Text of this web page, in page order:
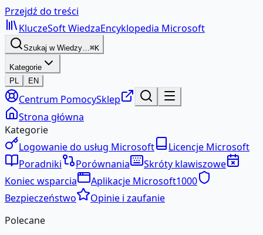
Przejdź do treści
KluczeSoftWiedzaEncyklopedia Microsoft
Szukaj w Wiedzy…⌘K
Kategorie
PL
EN
Centrum PomocySklep
Strona główna
Kategorie
Logowanie do usług Microsoft
Licencje Microsoft
Poradniki
Porównania
Skróty klawiszowe
Koniec wsparcia
Aplikacje Microsoft1000
Bezpieczeństwo
Opinie i zaufanie
Polecane